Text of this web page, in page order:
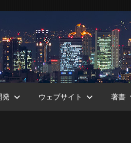
大
阪
発 ウェブサイト 著書